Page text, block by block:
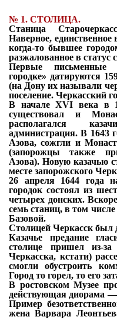
№ 1. СТОЛИЦА.
Станица
Наверное, единственное
когда-то бывшее
разжалованное в статус
Первые письменные
городке» датируются
(на Дону их называли
поселение. Черкасский
В начале XVI века в
существовал и
располагался
администрация.В 1643
Азова, сожгли и
(запорожцы также
Азова). Новую казачью
месте запорожского
26 апреля 1644 года
городок состоял из
четырех донских.
семь станиц,в том числе
Базовой.
Столицей Черкасск был
Казачье предание
столице пришел из-
Черкасска, кстати)
смогли обустроить
Город то горел, то его
В ростовском Музее
действующая диорама
Пример
жена Варвара